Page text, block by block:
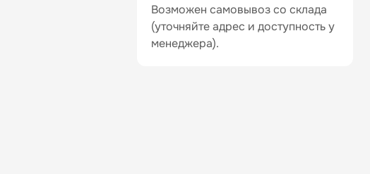
Возможен самовывоз со склада
(уточняйте адрес и доступность у
менеджера).